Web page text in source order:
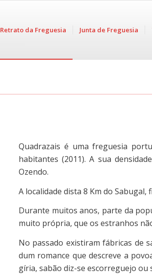
Retrato da Freguesia Junta de Freguesia
Quadrazais é uma freguesia
habitantes (2011). A sua
Ozendo.
A localidade dista 8 Km do
Durante muitos anos, parte da
muito própria, que os estranhos
No passado existiram fábricas de
dum romance que descreve a
gíria, sabão diz-se escorreguejo ou